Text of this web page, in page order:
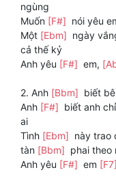
ngùng
Muốn [F#] nói yêu
Một [Ebm] ngày
cả thế kỷ
Anh yêu [F#] em,
2. Anh [Bbm] biết
Anh [F#] biết anh
ai
Tình [Ebm] này trao
tàn [Bbm] phai theo
Anh yêu [F#] em [F7]